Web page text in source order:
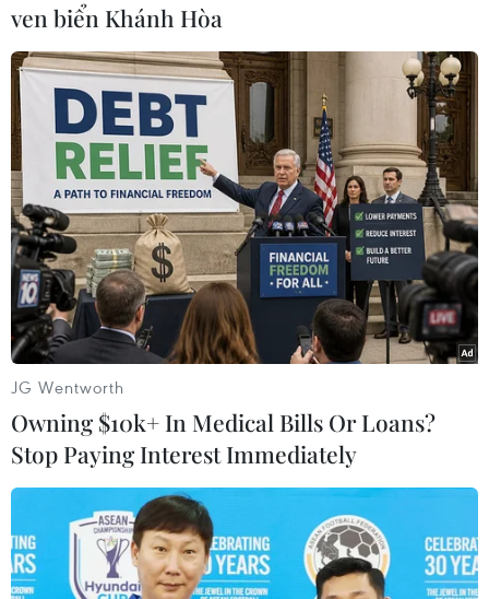
Số buổi chiếu phim địa phương đã tăng lên 40
vào năm ngoái.
Dự án nuôi dưỡng tài năng điện ảnh cũng đang
được công ty hợp tác tiến hành. Vào ngày 5/5
vừa qua, một buổi thuyết trình kinh doanh cho
dự án “Phim ngắn CJ 2023” đã được tổ chức tại
Thành phố Hồ Chí Minh.
Các phim ngắn được sản xuất trong dự án này
cũng đã được gửi tới các liên hoan phim Berlin,
Cannes và Venice./.
ven biển Khánh Hòa
JG Wentworth
Owning $10k+ In Medical Bills Or Loans?
Stop Paying Interest Immediately